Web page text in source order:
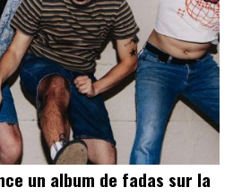
un album de fadas sur la